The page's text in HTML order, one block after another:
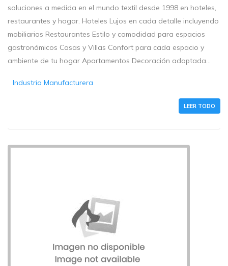
soluciones a medida en el mundo textil desde 1998 en hoteles,
restaurantes y hogar. Hoteles Lujos en cada detalle incluyendo
mobiliarios Restaurantes Estilo y comodidad para espacios
gastronómicos Casas y Villas Confort para cada espacio y
ambiente de tu hogar Apartamentos Decoración adaptada...
Industria Manufacturera
LEER TODO